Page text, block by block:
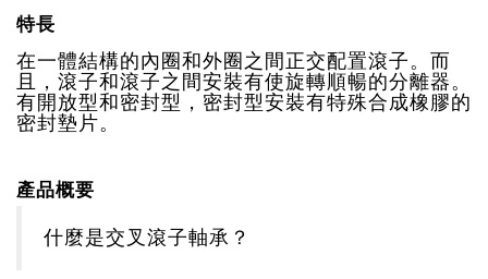
特長
在一體結構的內圈和外圈之間正交配置滾子。而
且，滾子和滾子之間安裝有使旋轉順暢的分離器。
有開放型和密封型，密封型安裝有特殊合成橡膠的
密封墊片。
產品概要
什麼是交叉滾子軸承？